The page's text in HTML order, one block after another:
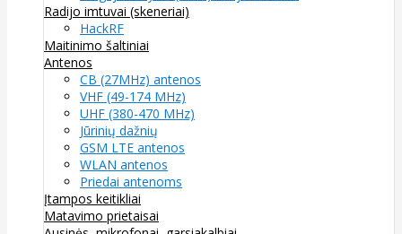
Radijo imtuvai (skeneriai)
HackRF
Maitinimo šaltiniai
Antenos
CB (27MHz) antenos
VHF (49-174 MHz)
UHF (380-470 MHz)
Jūrinių dažnių
GSM LTE antenos
WLAN antenos
Priedai antenoms
Įtampos keitikliai
Matavimo prietaisai